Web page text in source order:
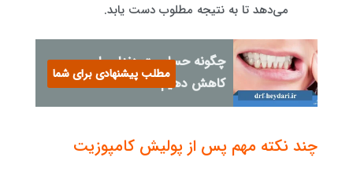
می‌دهد تا به نتیجه مطلوب دست یابد.
چگونه حساسیت دندان را
کاهش دهیم؟مطلب پیشنهادی برای شما
چند نکته مهم پس از پولیش کامپوزیت